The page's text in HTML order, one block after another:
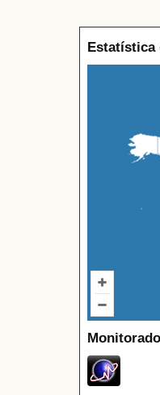
Estatística